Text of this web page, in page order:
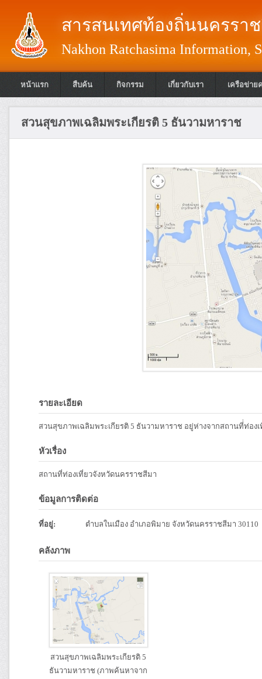
สารสนเทศท้องถิ่นนครรา
Nakhon Ratchasima Information,
หน้าแรก สืบค้น กิจกรรม เกี่ยวกับเรา เครือข่าย
สวนสุขภาพเฉลิมพระเกียรติ 5 ธันวามหาราช
รายละเอียด
สวนสุขภาพเฉลิมพระเกียรติ 5 ธันวามหาราช อยู่ห่างจากสถานที่่ท่อง
หัวเรื่อง
สถานที่ท่องเที่ยวจังหวัดนครราชสีมา
ข้อมูลการติดต่อ
ที่อยู่: ตำบลในเมือง อำเภอพิมาย จังหวัดนครราชสีมา 30110
คลังภาพ
สวนสุขภาพเฉลิมพระเกียรติ 5
ธันวามหาราช (ภาพค้นหาจาก